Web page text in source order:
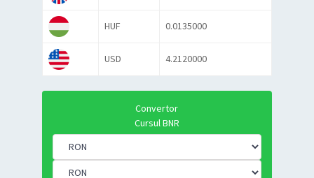
HUF 0.0135000
USD 4.2120000
Convertor
Cursul BNR